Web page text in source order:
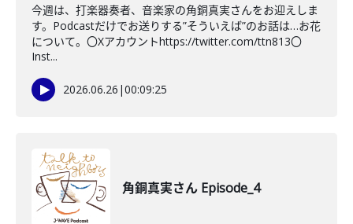
今週は、打楽器奏者、音楽家の角銅真実さんをお迎えしま
す。Podcastだけでお送りする”そういえば”のお話は…お花
について。〇Xアカウントhttps://twitter.com/ttn813〇
Inst...
2026.06.26 |00:09:25
角銅真実さん Episode_4